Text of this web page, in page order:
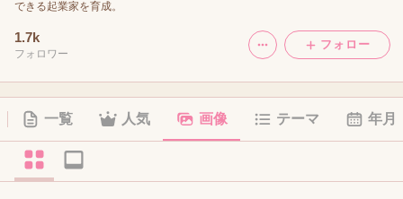
できる起業家を育成。
1.7k
フォロワー
フォロー
一覧 人気 画像 テーマ 年月